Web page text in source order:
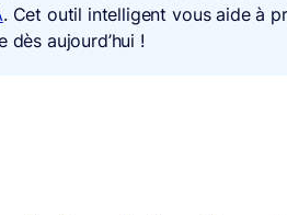
. Cet outil intelligent vous aide à
dès aujourd’hui !